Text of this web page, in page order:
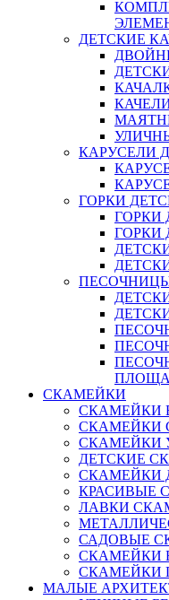
ДЕТСКИЕ
КАРУСЕЛИ
ГОРКИ
ГОРКИ
ГОРКИ
СКАМЕЙКИ
СКАМЕЙКИ
СКАМЕЙКИ
СКАМЕЙКИ
ДЕТСКИЕ
СКАМЕЙКИ
КРАСИВЫЕ
ЛАВКИ
САДОВЫЕ
СКАМЕЙКИ
СКАМЕЙКИ
МАЛЫЕ